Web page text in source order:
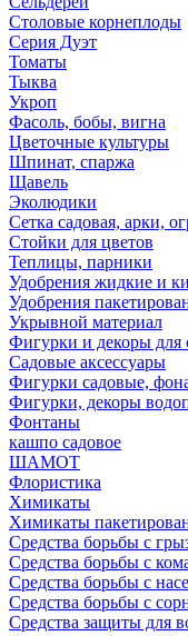
Столовые корнеплоды
Серия Дуэт
Томаты
Тыква
Укроп
Фасоль, бобы, вигна
Цветочные культуры
Шпинат, спаржа
Щавель
Эколюдики
Сетка садовая, арки,
Стойки для цветов
Теплицы, парники
Удобрения жидкие и
Удобрения
Укрывной материал
Фигурки и декоры для
Садовые аксессуары
Фигурки садовые,
Фигурки, декоры
Фонтаны
кашпо садовое
ШАМОТ
Флористика
Химикаты
Химикаты
Средства борьбы с
Средства борьбы с
Средства борьбы с
Средства борьбы с
Средства защиты для